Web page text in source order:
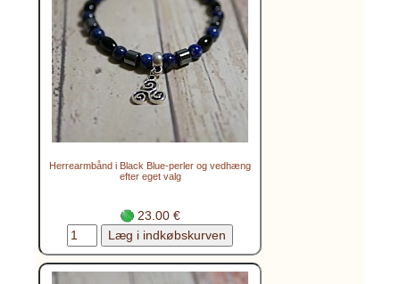
Herrearmbånd i Black Blue-perler og vedhæng
efter eget valg
23.00 €